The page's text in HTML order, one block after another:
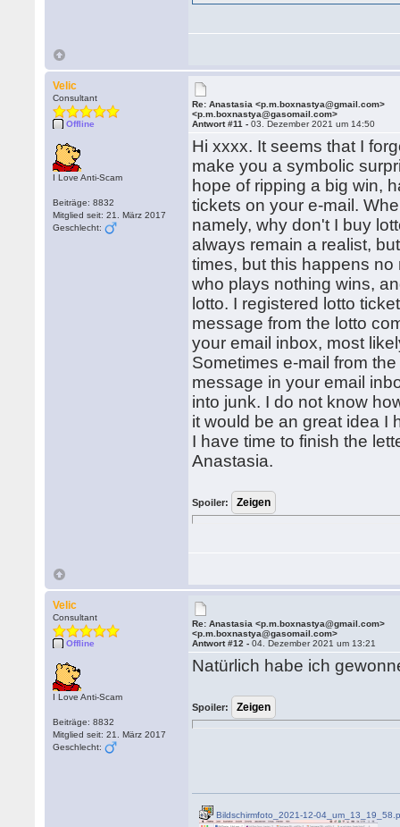
Velic
Consultant
Offline
I Love Anti-Scam
Beiträge: 8832
Mitglied seit: 21. März 2017
Geschlecht:
Re: Anastasia <p.m.boxnastya@gmail.com>
<p.m.boxnastya@gasomail.com>
Antwort #11 -03. Dezember 2021 um 14:50
Hi xxxx. It seems that I
make you a symbolic
hope of ripping a big win,
tickets on your e-mail.
namely, why don't I buy
always remain a realist,
times, but this happens
who plays nothing wins,
lotto. I registered lotto
message from the lotto
your email inbox, most
Sometimes e-mail from
message in your email
into junk. I do not know
it would be an great idea I
I have time to finish the
Anastasia.
Spoiler:
Velic
Consultant
Offline
I Love Anti-Scam
Beiträge: 8832
Mitglied seit: 21. März 2017
Geschlecht:
Re: Anastasia <p.m.boxnastya@gmail.com>
<p.m.boxnastya@gasomail.com>
Antwort #12 -04. Dezember 2021 um 13:21
Natürlich habe ich
Spoiler:
Bildschirmfoto_2021-12-